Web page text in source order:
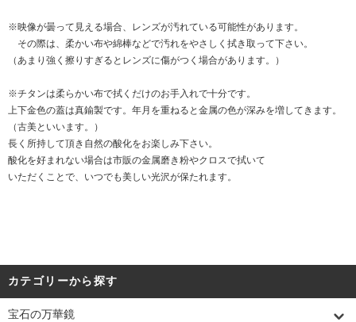
※映像が曇って見える場合、レンズが汚れている可能性があります。
その際は、柔かい布や綿棒などで汚れをやさしく拭き取って下さい。
（あまり強く擦りすぎるとレンズに傷がつく場合があります。）
※チタンは柔らかい布で拭くだけのお手入れで十分です。
上下金色の蓋は真鍮製です。年月を重ねると金属の色が深みを増してきます。
（古美といいます。）
長く所持して頂き自然の酸化をお楽しみ下さい。
酸化を好まれない場合は市販の金属磨き粉やクロスで拭いて
いただくことで、いつでも美しい光沢が保たれます。
カテゴリーから探す
宝石の万華鏡